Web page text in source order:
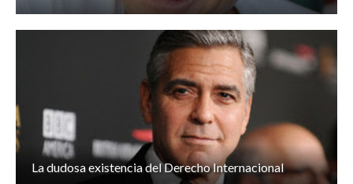
La dudosa existencia del Derecho Internacional